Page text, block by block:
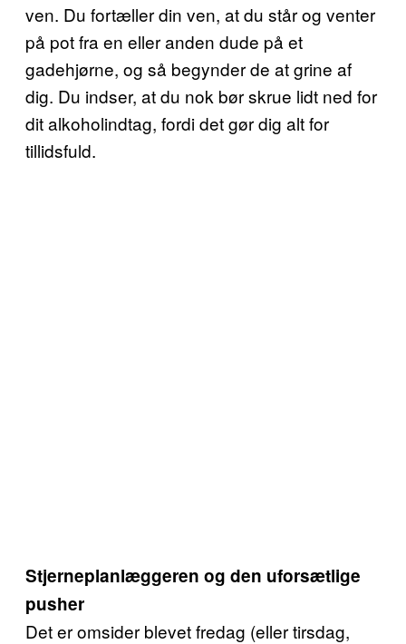
ven. Du fortæller din ven, at du står og venter
på pot fra en eller anden dude på et
gadehjørne, og så begynder de at grine af
dig. Du indser, at du nok bør skrue lidt ned for
dit alkoholindtag, fordi det gør dig alt for
tillidsfuld.
Stjerneplanlæggeren og den uforsætlige
pusher
Det er omsider blevet fredag (eller tirsdag,